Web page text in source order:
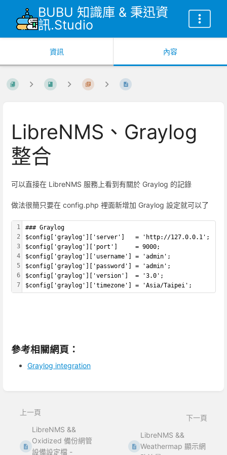
BUBU 知識庫 & 秉迅資
訊.Studio
資訊 內容
LibreNMS、Graylog
整合
可以直接在 LibreNMS 服務上看到有關於 Graylog 的記錄
做法很簡只要在 config.php 裡面新增加 Graylog 設定就可以了
1
2
3
4
5
6
7
### Graylog
$config['graylog']['server']   = 'http://127.0.0.1';  #主
$config['graylog']['port']     = 9000;
$config['graylog']['username'] = 'admin';
$config['graylog']['password'] = 'admin';
$config['graylog']['version']  = '3.0';
$config['graylog']['timezone'] = 'Asia/Taipei';
參考相關網頁：
Graylog integration
段
模
上一頁
LibreNMS &&
Oxidized 備份網管
設備設定檔 -
下一頁
LibreNMS &&
Weathermap 顯示網